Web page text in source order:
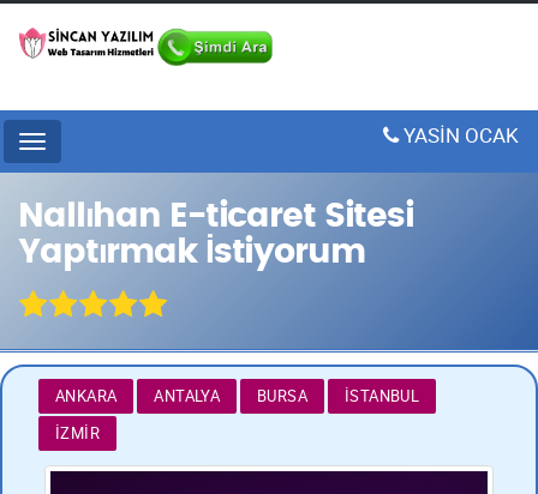
Menu YASİN OCAK
Nallıhan E-ticaret Sitesi
Yaptırmak İstiyorum
ANKARA ANTALYA BURSA
İSTANBUL
İZMIR